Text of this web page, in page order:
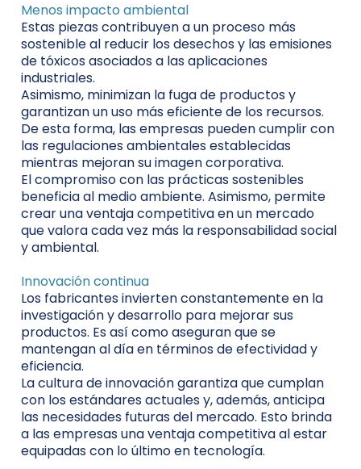
Menos impacto ambiental
Estas piezas contribuyen a un proceso más
sostenible al reducir los desechos y las emisiones
de tóxicos asociados a las aplicaciones
industriales.
Asimismo, minimizan la fuga de productos y
garantizan un uso más eficiente de los recursos.
De esta forma, las empresas pueden cumplir con
las regulaciones ambientales establecidas
mientras mejoran su imagen corporativa.
El compromiso con las prácticas sostenibles
beneficia al medio ambiente. Asimismo, permite
crear una ventaja competitiva en un mercado
que valora cada vez más la responsabilidad social
y ambiental.
Innovación continua
Los fabricantes invierten constantemente en la
investigación y desarrollo para mejorar sus
productos. Es así como aseguran que se
mantengan al día en términos de efectividad y
eficiencia.
La cultura de innovación garantiza que cumplan
con los estándares actuales y, además, anticipa
las necesidades futuras del mercado. Esto brinda
a las empresas una ventaja competitiva al estar
equipadas con lo último en tecnología.